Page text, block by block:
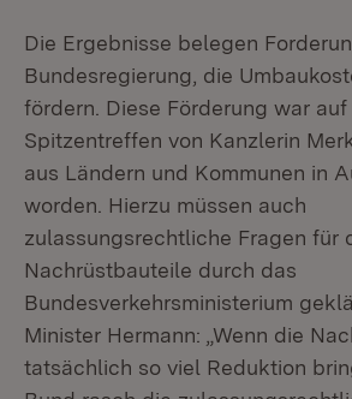
Die Ergebnisse belegen
Bundesregierung, die
fördern. Diese Förderung war auf
Spitzentreffen von Kanzlerin
aus Ländern und Kommunen in
worden. Hierzu müssen auch
zulassungsrechtliche Fragen für
Nachrüstbauteile durch das
Bundesverkehrsministerium
Minister Hermann: „Wenn die
tatsächlich so viel Reduktion